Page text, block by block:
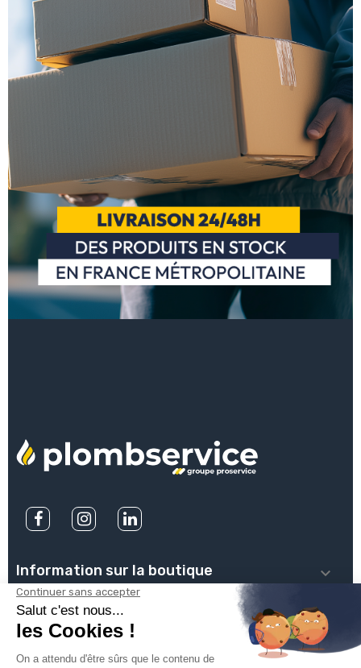
Information sur la boutique 
PLOMBSERVICE 
INFOS PRATIQUES 